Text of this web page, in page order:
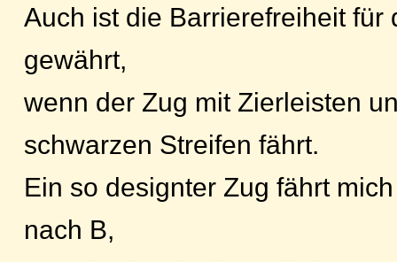
Auch ist die Barrierefreiheit für
gewährt,
wenn der Zug mit Zierleisten
schwarzen Streifen fährt.
Ein so designter Zug fährt
nach B,